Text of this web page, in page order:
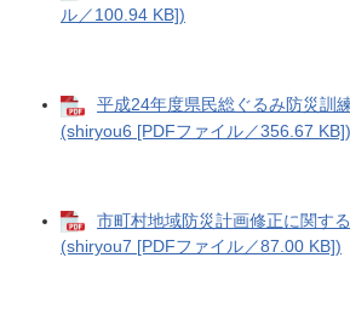
ル／100.94 KB])
平成24年度県民総ぐるみ防災訓
(shiryou6 [PDFファイル／356.67 KB])
市町村地域防災計画修正に関す
(shiryou7 [PDFファイル／87.00 KB])